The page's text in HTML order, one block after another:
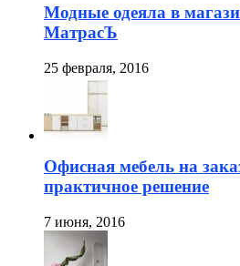
Модные одеяла в
МатрасЪ
25 февраля, 2016
Офисная мебель на
практичное решение
7 июня, 2016